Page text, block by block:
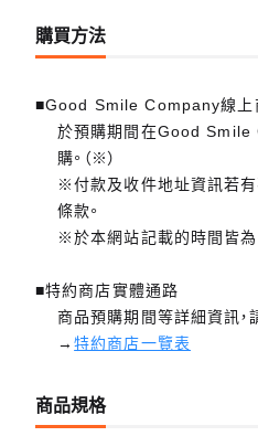
購買方法
■Good Smile Company線上
於預購期間在Good Smile
購。（※）
※付款及收件地址資訊若有
條款。
※於本網站記載的時間皆為
■特約商店實體通路
商品預購期間等詳細資訊，
→特約商店一覽表
商品規格